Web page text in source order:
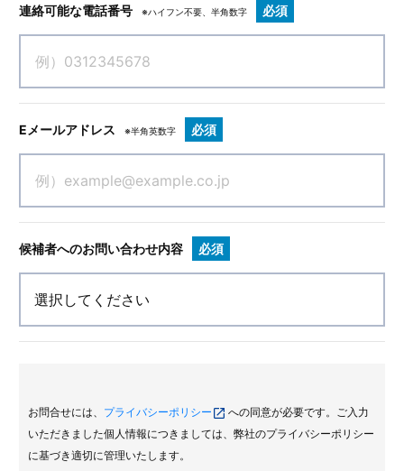
連絡可能な電話番号 ※ハイフン不要、半角数字 必須
Eメールアドレス ※半角英数字 必須
候補者へのお問い合わせ内容 必須
お問合せには、 プライバシーポリシー
への同意が必要です。ご入力
いただきました個人情報につきましては、弊社のプライバシーポリシー
に基づき適切に管理いたします。